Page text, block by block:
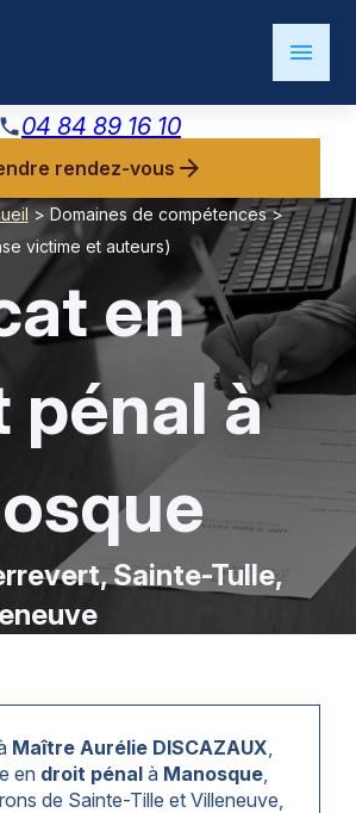
menu
phone04 84 89 16 10
rendez-vous arrow_forward
> Domaines de compétences>
victime et auteurs)
en
pénal à
Sainte-Tulle,
Maître Aurélie DISCAZAUX,
en droit pénalà Manosque,
de Sainte-Tille et Villeneuve,
cookies